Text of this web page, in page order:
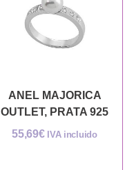
ANEL MAJORICA
OUTLET, PRATA 925
55,69€ IVA incluido